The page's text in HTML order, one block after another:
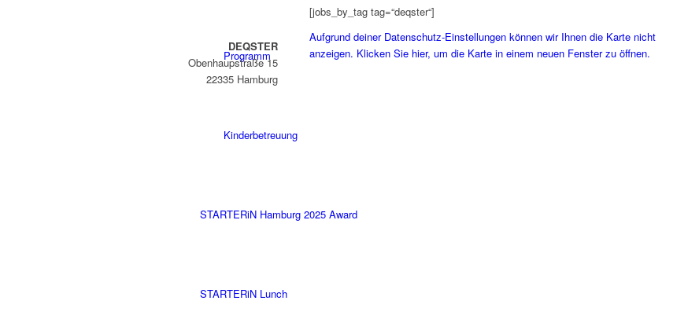
Programm
Kinderbetreuung
STARTERiN Hamburg 2025 Award
STARTERiN Lunch
[jobs_by_tag tag=“deqster“]
DEQSTER
Obenhaupstraße 15
22335 Hamburg
Aufgrund deiner Datenschutz-Einstellungen können wir Ihnen die Karte nicht
anzeigen. Klicken Sie hier, um die Karte in einem neuen Fenster zu öffnen.